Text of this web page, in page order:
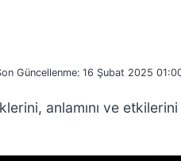
Güncellenme: 16 Şubat 2025
anlamını ve